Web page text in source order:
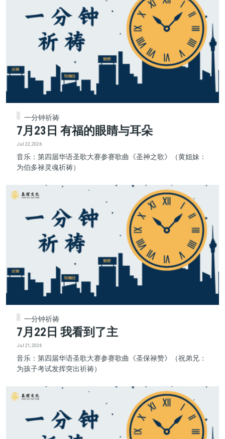
一分钟祈祷
7月23日 有福的眼睛与耳朵
Jul 22, 2026
音乐：第四届华语圣歌大赛参赛歌曲《圣神之歌》（黄姐妹：
为伯多禄灵魂祈祷）
一分钟祈祷
7月22日 我看到了主
Jul 21, 2026
音乐：第四届华语圣歌大赛参赛歌曲《圣保禄赞》（祝弟兄：
为孩子考试发挥突出祈祷）